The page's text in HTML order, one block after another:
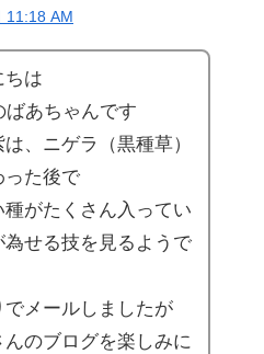
11:18 AM
ちは
ばあちゃんです
、ニゲラ（黒種草）
った後で
がたくさん入ってい
為せる技を見るようで
メールしましたが
のブログを楽しみに